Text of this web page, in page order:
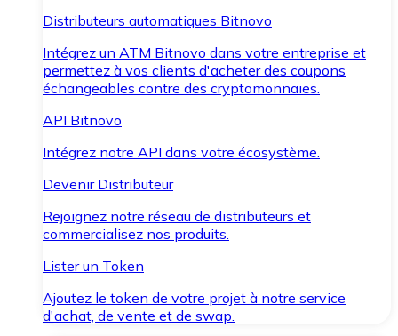
Distributeurs automatiques Bitnovo
Intégrez un ATM Bitnovo dans votre entreprise et
permettez à vos clients d'acheter des coupons
échangeables contre des cryptomonnaies.
API Bitnovo
Intégrez notre API dans votre écosystème.
Devenir Distributeur
Rejoignez notre réseau de distributeurs et
commercialisez nos produits.
Lister un Token
Ajoutez le token de votre projet à notre service
d'achat, de vente et de swap.